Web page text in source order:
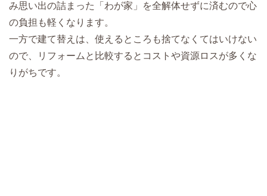
み思い出の詰まった「わが家」を全解体せずに済むので心
の負担も軽くなります。
一方で建て替えは、使えるところも捨てなくてはいけない
ので、リフォームと比較するとコストや資源ロスが多くな
りがちです。